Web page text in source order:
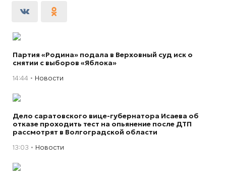
Партия «Родина» подала в Верховный суд иск о
снятии с выборов «Яблока»
14:44 Новости
Дело саратовского вице-губернатора Исаева об
отказе проходить тест на опьянение после ДТП
рассмотрят в Волгоградской области
13:03 Новости